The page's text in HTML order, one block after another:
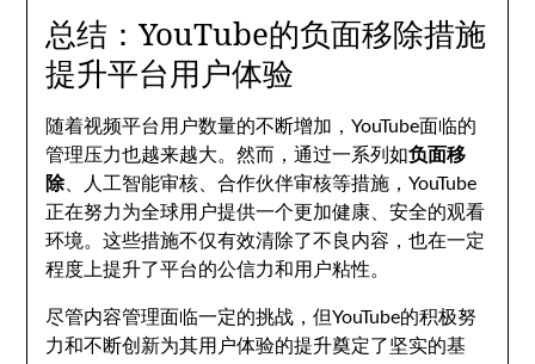
总结：YouTube的负面移除措施
提升平台用户体验
随着视频平台用户数量的不断增加，YouTube面临的
管理压力也越来越大。然而，通过一系列如负面移
除、人工智能审核、合作伙伴审核等措施，YouTube
正在努力为全球用户提供一个更加健康、安全的观看
环境。这些措施不仅有效清除了不良内容，也在一定
程度上提升了平台的公信力和用户粘性。
尽管内容管理面临一定的挑战，但YouTube的积极努
力和不断创新为其用户体验的提升奠定了坚实的基